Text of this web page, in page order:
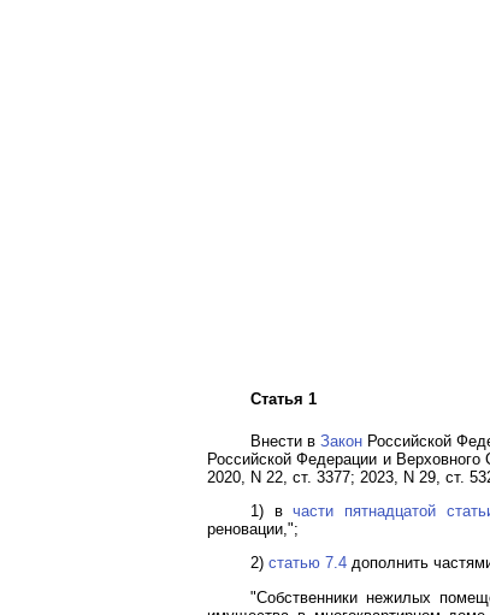
Статья 1
Внести в Закон Российской
Российской Федерации и
2020, N 22, ст. 3377; 2023, N 29, ст.
1) вчасти пятнадцатой
реновации,";
2) статью 7.4 дополнить
"Собственники нежилых